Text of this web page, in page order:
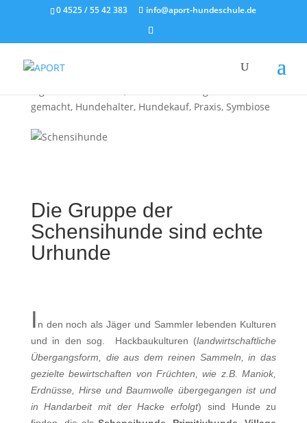
0 4525 / 55 42 383 info@aport-hundeschule.de
Schensihunde
vonA.P.O.R.T.
gemacht, Hundehalter, Hundekauf, Praxis, Symbiose
Die Gruppe der
Schensihunde sind echte
Urhunde
I n den noch als Jäger und Sammler lebenden Kulturen
und in den sog. Hackbaukulturen (landwirtschaftliche
Übergangsform, die aus dem reinen Sammeln, in das
gezielte bewirtschaften von Früchten, wie z.B. Maniok,
Erdnüsse, Hirse und Baumwolle übergegangen ist und
in Handarbeit mit der Hacke erfolgt) sind Hunde zu